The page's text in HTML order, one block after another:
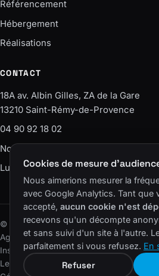
Référencement
Hébergement
Réalisations
CONTACT
18A av. Albin Gilles, ZA de la Gare
13210 Saint-Rémy-de-Provence
04 90 92 18 02
Nous écrire
Lun–Ven · 9h-12h / 14h-18h
© 2006–2026 SAS Agence EASY – ELS
Agence Easy.
InstagramLinkedInFacebookYouTube
Lexique
Plan du site·Mentions légales
Cookies de mesure
Nous aimerions mesurer la
avec Google Analytics. Tant que
accepté, aucun cookie n'est
recevons qu'un décompte
et sans suivi d'un site à l'autre.
parfaitement si vous refusez. En
Refuser